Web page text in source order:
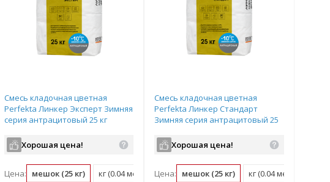
Смесь кладочная цветная
Perfekta Линкер Эксперт Зимняя
серия антрацитовый 25 кг
Хорошая цена!
Цена: мешок (25 кг) кг (0.04 мешок)
Смесь кладочная цветная
Perfekta Линкер Стандарт
Зимняя серия антрацитовый 25
Хорошая цена!
Цена: мешок (25 кг) кг (0.04 мешок)